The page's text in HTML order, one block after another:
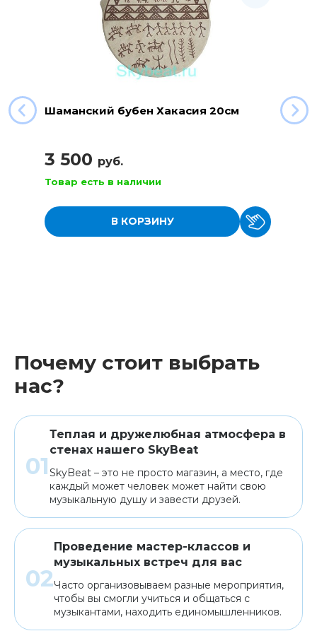
Шаманский бубен Хакасия 20см
3 500 руб.
Товар есть в наличии
В КОРЗИНУ
Почему стоит выбрать
нас?
Теплая и дружелюбная атмосфера в
стенах нашего SkyBeat
SkyBeat – это не просто магазин, а место, где
каждый может человек может найти свою
музыкальную душу и завести друзей.
Проведение мастер-классов и
музыкальных встреч для вас
Часто организовываем разные мероприятия,
чтобы вы смогли учиться и общаться с
музыкантами, находить единомышленников.